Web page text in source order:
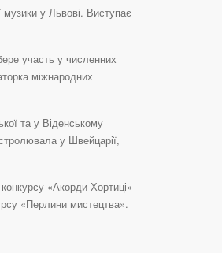
музики у Львові. Виступає
участь у численних
міжнародних
та у Віденському
у Швейцарії,
«Акорди Хортиці»
«Перлини мистецтва».